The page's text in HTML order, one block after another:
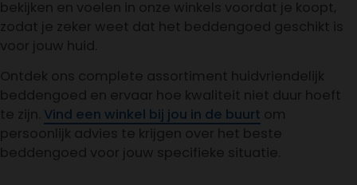
bekijken en voelen in onze winkels voordat je koopt,
zodat je zeker weet dat het beddengoed geschikt is
voor jouw huid.
Ontdek ons complete assortiment huidvriendelijk
beddengoed en ervaar hoe kwaliteit niet duur hoeft
te zijn. Vind een winkel bij jou in de buurt om
persoonlijk advies te krijgen over het beste
beddengoed voor jouw specifieke situatie.